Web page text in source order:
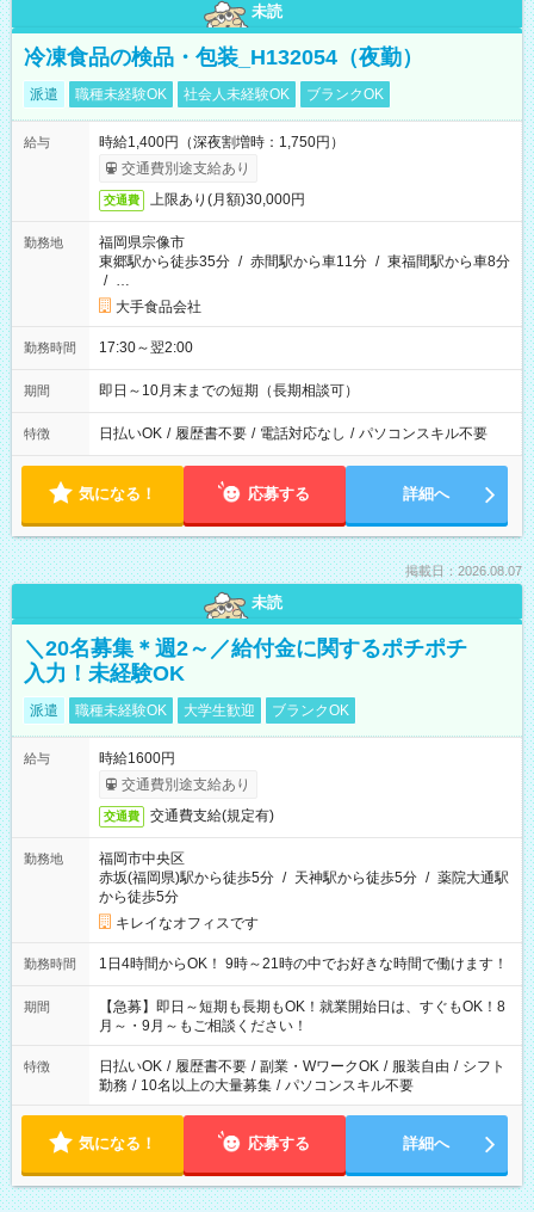
未読
冷凍食品の検品・包装_H132054（夜勤）
派遣 職種未経験OK 社会人未経験OK ブランクOK
給与
時給1,400円（深夜割増時：1,750円）
交通費別途支給あり
交通費 上限あり(月額)30,000円
勤務地
福岡県宗像市
東郷駅から徒歩35分 / 赤間駅から車11分 / 東福間駅から車8分
/ …
大手食品会社
勤務時間 17:30～翌2:00
期間 即日～10月末までの短期（長期相談可）
特徴 日払いOK / 履歴書不要 / 電話対応なし / パソコンスキル不要
気になる！ 応募する 詳細へ
掲載日：2026.08.07
未読
＼20名募集＊週2～／給付金に関するポチポチ
入力！未経験OK
派遣 職種未経験OK 大学生歓迎 ブランクOK
給与
時給1600円
交通費別途支給あり
交通費 交通費支給(規定有)
勤務地
福岡市中央区
赤坂(福岡県)駅から徒歩5分 / 天神駅から徒歩5分 / 薬院大通駅
から徒歩5分
キレイなオフィスです
勤務時間 1日4時間からOK！ 9時～21時の中でお好きな時間で働けます！
期間
【急募】即日～短期も長期もOK！就業開始日は、すぐもOK！8
月～・9月～もご相談ください！
特徴 日払いOK / 履歴書不要 / 副業・WワークOK / 服装自由 / シフト
勤務 / 10名以上の大量募集 / パソコンスキル不要
気になる！ 応募する 詳細へ